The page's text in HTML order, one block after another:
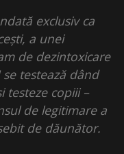
exclusiv ca
a unei
de dezintoxicare
testează dând
testeze copiii –
de legitimare a
de dăunător.